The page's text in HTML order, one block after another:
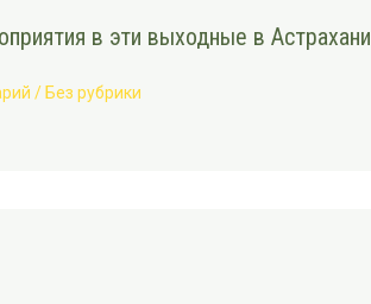
в эти выходные в Астрахани
/ Без рубрики